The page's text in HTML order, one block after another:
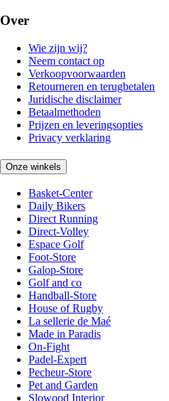
Over
Wie zijn wij?
Neem contact op
Verkoopvoorwaarden
Retourneren en terugbetalen
Juridische disclaimer
Betaalmethoden
Prijzen en leveringsopties
Privacy verklaring
Onze winkels
Basket-Center
Daily Bikers
Direct Running
Direct-Volley
Espace Golf
Foot-Store
Galop-Store
Golf and co
Handball-Store
House of Rugby
La sellerie de Maé
Made in Paradis
On-Fight
Padel-Expert
Pecheur-Store
Pet and Garden
Slowood Interior